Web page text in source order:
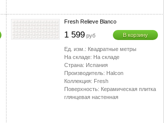
Fresh Relieve Blanco
1 599 руб В корзину
Ед. изм.: Квадратные метры
На складе: На складе
Страна: Испания
Производитель: Halcon
Коллекция: Fresh
Поверхность: Керамическая плитка
глянцевая настенная